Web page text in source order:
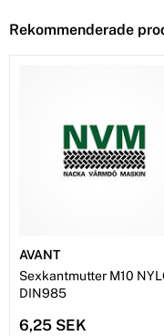
Rekommenderade
AVANT
Sexkantmutter M10
DIN985
6,25 SEK